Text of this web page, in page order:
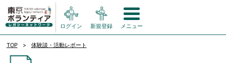
ログイン 新規登録 メニュー
TOP 体験談・活動レポート